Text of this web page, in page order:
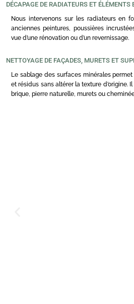
DÉCAPAGE DE RADIATEURS ET ÉLÉMENTS
Nous intervenons sur les radiateurs en
anciennes peintures, poussières
vue d’une rénovation ou d’un revernissage.
NETTOYAGE DE FAÇADES, MURETS ET
Le sablage des surfaces minérales permet
et résidus sans altérer la texture d’origine.
brique, pierre naturelle, murets ou